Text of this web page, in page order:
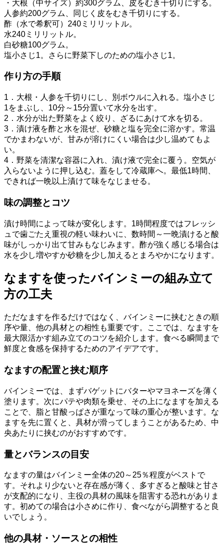
・大根（中サイズ）約300グラム、皮をむき千切りにする。
人参約200グラム、同じく皮をむき千切りにする。
酢（水で希釈可）240ミリリットル。
水240ミリリットル。
白砂糖100グラム。
塩小さじ1。さらに野菜下しのための塩小さじ1。
作り方の手順
1．大根・人参を千切りにし、別ボウルに入れる。塩小さじ
1をまぶし、10分～15分置いて水分を出す。
2．水分が出た野菜をよく絞り、ざるにあけて水を切る。
3．漬け液を酢と水を混ぜ、砂糖と塩を完全に溶かす。常温
でかまわないが、甘みが溶けにくい場合は少し温めてもよ
い。
4．野菜を清潔な容器に入れ、漬け液で完全に覆う。空気が
入らないように押し込む。蓋をして冷蔵庫へ。最低1時間、
できれば一晩以上漬けて味をなじませる。
味の調整とコツ
漬け時間によって味が変化します。1時間程度ではフレッシ
ュで歯ごたえ重視の軽い味わいに、数時間～一晩漬けると酸
味がしっかり出て甘みもなじみます。酢が強く感じる場合は
水を少し増やすか砂糖を少し加えるとまろやかになります。
なますを使ったバインミーの組み立て
方の工夫
ただなますを作るだけではなく、バインミーに挟むときの順
序や量、他の具材との相性も重要です。ここでは、なますを
最大限活かす組み立てのコツを紹介します。食べる瞬間まで
鮮度と食感を保持するためのアイデアです。
なますの配置と挟む順序
バインミーでは、まずバゲットにバターやマヨネーズを薄く
塗ります。次にパテや肉類を乗せ、その上になますを加える
ことで、脂と甘酸っぱさが重なって味の重心が整います。な
ますを先に置くと、具材が滑ってしまうことがあるため、中
央あたりに挟むのがおすすめです。
量とバランスの目安
なますの量はバインミー全体の20～25％程度がベストで
す。それより少ないと存在感が薄く、多すぎると酸味と甘さ
が支配的になり、主役の具材の風味を阻害する恐れがありま
す。初めての場合は小さめに作り、食べながら調整すると良
いでしょう。
他の具材・ソースとの相性